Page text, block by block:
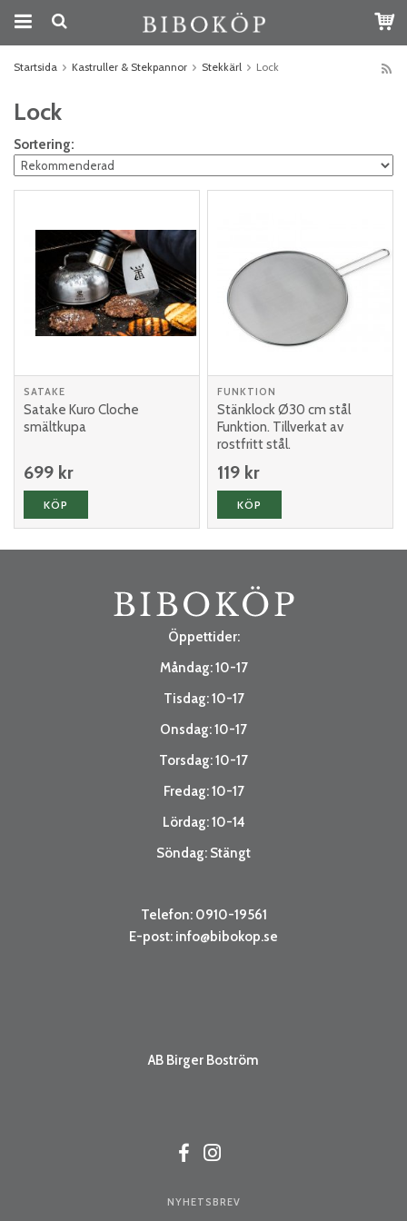
Startsida Kastruller & Stekpannor Stekkärl Lock
Lock
Sortering:
SATAKE
Satake Kuro Cloche
smältkupa
699 kr
KÖP
FUNKTION
Stänklock Ø30 cm stål
Funktion. Tillverkat av
rostfritt stål.
119 kr
KÖP
Öppettider:
Måndag: 10-17
Tisdag: 10-17
Onsdag: 10-17
Torsdag: 10-17
Fredag: 10-17
Lördag: 10-14
Söndag: Stängt
Telefon: 0910-19561
E-post: info@bibokop.se
AB Birger Boström
NYHETSBREV